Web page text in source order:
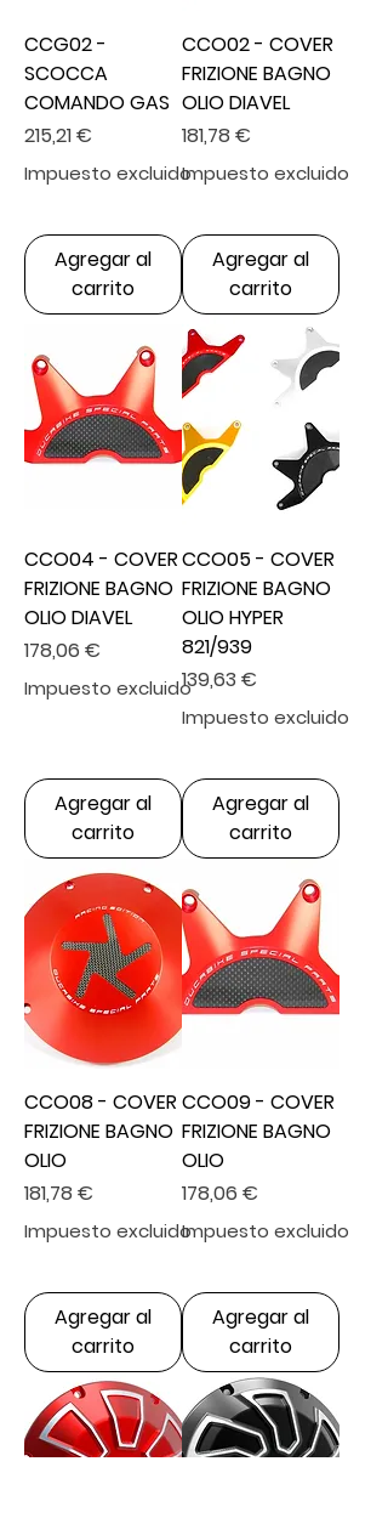
CCG02 -
SCOCCA
COMANDO GAS
Precio
215,21 €
Impuesto excluido
Agregar al
carrito
CCO02 - COVER
FRIZIONE BAGNO
OLIO DIAVEL
Precio
181,78 €
Impuesto excluido
Agregar al
carrito
CCO04 - COVER
FRIZIONE BAGNO
OLIO DIAVEL
Precio
178,06 €
Impuesto excluido
Agregar al
carrito
CCO05 - COVER
FRIZIONE BAGNO
OLIO HYPER
821/939
Precio
139,63 €
Impuesto excluido
Agregar al
carrito
CCO08 - COVER
FRIZIONE BAGNO
OLIO
Precio
181,78 €
Impuesto excluido
Agregar al
carrito
CCO09 - COVER
FRIZIONE BAGNO
OLIO
Precio
178,06 €
Impuesto excluido
Agregar al
carrito